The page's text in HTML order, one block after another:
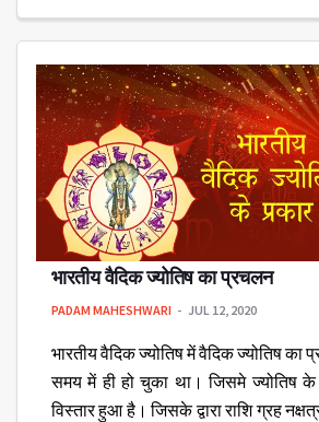
भारतीय वैदिक ज्योतिष का प्रचलन
PADAM MAHESHWARI JUL 12, 2020
भारतीय वैदिक ज्योतिष में वैदिक ज्योतिष का
समय में ही हो चुका था। जिसमे ज्योतिष
विस्तार हुआ है। जिसके द्वारा राशि ग्रह